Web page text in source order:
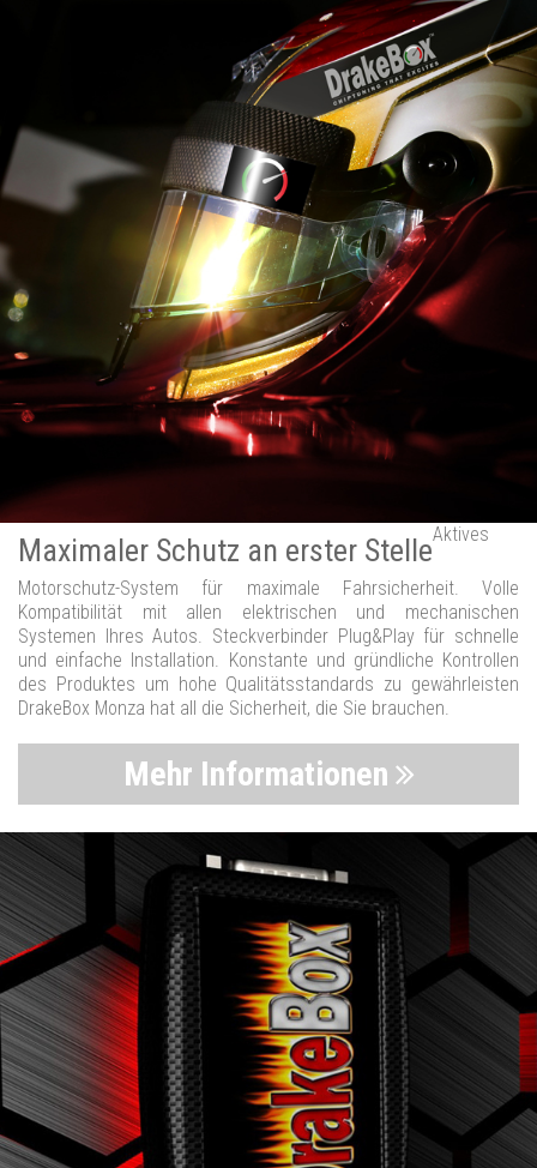
Maximaler Schutz an erster StelleAktives
Motorschutz-System für maximale Fahrsicherheit. Volle
Kompatibilität mit allen elektrischen und mechanischen
Systemen Ihres Autos. Steckverbinder Plug&Play für schnelle
und einfache Installation. Konstante und gründliche Kontrollen
des Produktes um hohe Qualitätsstandards zu gewährleisten
DrakeBox Monza hat all die Sicherheit, die Sie brauchen.
Mehr Informationen